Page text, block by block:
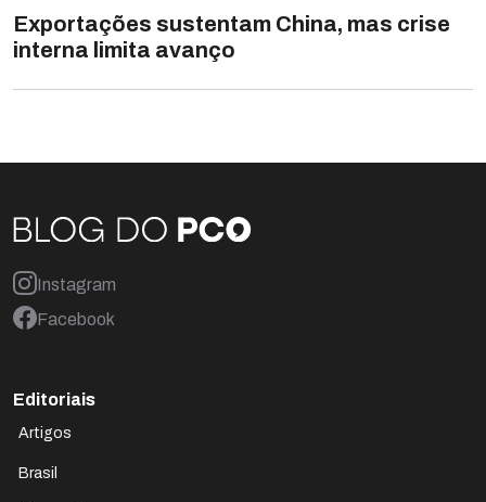
Exportações sustentam China, mas crise
interna limita avanço
Instagram
Facebook
Editoriais
Artigos
Brasil